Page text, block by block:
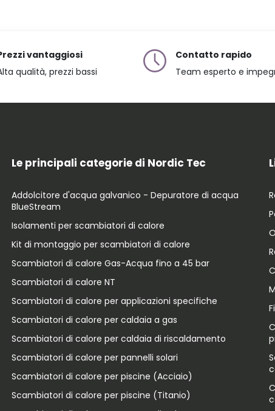
vantaggiosi
qualità, prezzi bassi
Contatto rapido
Team esperto e
Le principali categorie di Nordic Tec
Addolcitore d'acqua galvanico - Depuratore di acqua
BlueStream
Isolamenti per scambiatori di calore
Kit di montaggio per scambiatori di calore
Scambiatori di calore Gas-Acqua fino a 45 bar
Scambiatori di calore NT
Scambiatori di calore per applicazioni specifiche
Scambiatori di calore per caldaia a gas
Scambiatori di calore per caldaia di riscaldamento
Scambiatori di calore per pannelli solari
Scambiatori di calore per piscine (Acciaio)
Scambiatori di calore per piscine (Titanio)